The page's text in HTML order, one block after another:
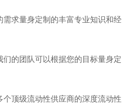
需求量身定制的丰富专业知识和经
们的团队可以根据您的目标量身定
个顶级流动性供应商的深度流动性